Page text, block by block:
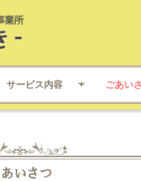
サービス内容 ごあい
あいさつ